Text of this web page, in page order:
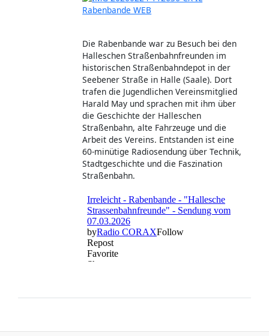
Die Rabenbande war zu Besuch bei den
Halleschen Straßenbahnfreunden im
historischen Straßenbahndepot in der
Seebener Straße in Halle (Saale). Dort
trafen die Jugendlichen Vereinsmitglied
Harald May und sprachen mit ihm über
die Geschichte der Halleschen
Straßenbahn, alte Fahrzeuge und die
Arbeit des Vereins. Entstanden ist eine
60-minütige Radiosendung über Technik,
Stadtgeschichte und die Faszination
Straßenbahn.